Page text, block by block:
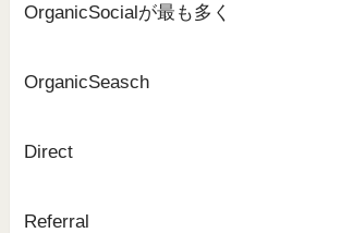
OrganicSocialが最も多く
OrganicSeasch
Direct
Referral